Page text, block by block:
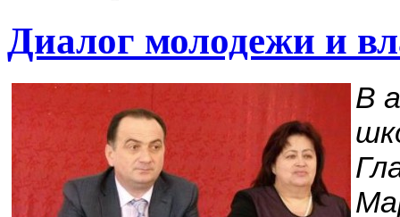
Диалог молодежи и
В